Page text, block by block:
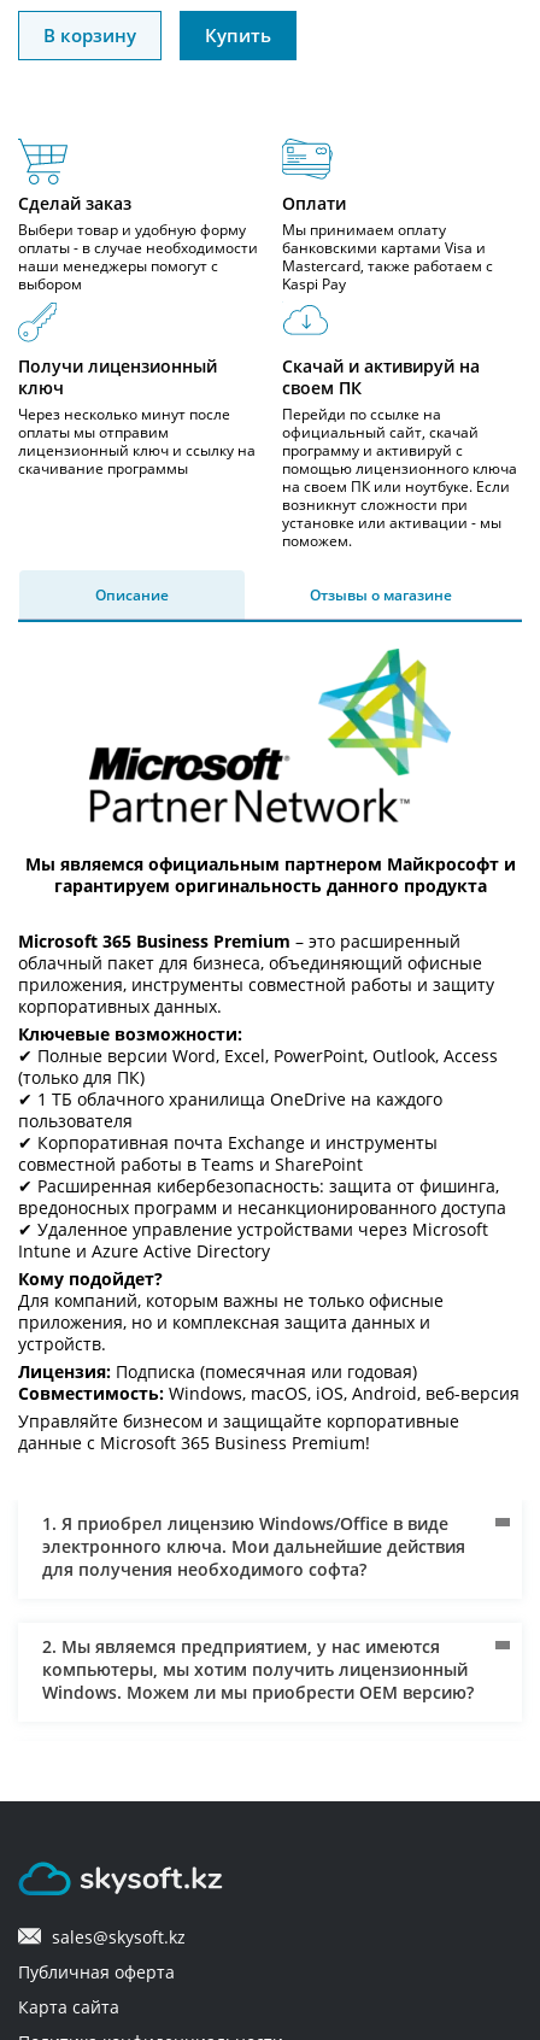
В корзину Купить
Сделай заказ
Выбери товар и удобную форму
оплаты - в случае необходимости
наши менеджеры помогут с
выбором
Оплати
Мы принимаем оплату
банковскими картами Visa и
Mastercard, также работаем с
Kaspi Pay
Получи лицензионный
ключ
Через несколько минут после
оплаты мы отправим
лицензионный ключ и ссылку на
скачивание программы
Скачай и активируй на
своем ПК
Перейди по ссылке на
официальный сайт, скачай
программу и активируй с
помощью лицензионного ключа
на своем ПК или ноутбуке. Если
возникнут сложности при
установке или активации - мы
поможем.
Описание Отзывы о магазине
Мы являемся официальным партнером Майкрософт и
гарантируем оригинальность данного продукта
Microsoft 365 Business Premium – это расширенный
облачный пакет для бизнеса, объединяющий офисные
приложения, инструменты совместной работы и защиту
корпоративных данных.
Ключевые возможности:
✔ Полные версии Word, Excel, PowerPoint, Outlook, Access
(только для ПК)
✔ 1 ТБ облачного хранилища OneDrive на каждого
пользователя
✔ Корпоративная почта Exchange и инструменты
совместной работы в Teams и SharePoint
✔ Расширенная кибербезопасность: защита от фишинга,
вредоносных программ и несанкционированного доступа
✔ Удаленное управление устройствами через Microsoft
Intune и Azure Active Directory
Кому подойдет?
Для компаний, которым важны не только офисные
приложения, но и комплексная защита данных и
устройств.
Лицензия: Подписка (помесячная или годовая)
Совместимость: Windows, macOS, iOS, Android, веб-версия
Управляйте бизнесом и защищайте корпоративные
данные с Microsoft 365 Business Premium!
1. Я приобрел лицензию Windows/Office в виде
электронного ключа. Мои дальнейшие действия
для получения необходимого софта?
2. Мы являемся предприятием, у нас имеются
компьютеры, мы хотим получить лицензионный
Windows. Можем ли мы приобрести ОЕM версию?
Могут ли мне оправить документы и по
безналичному расчету? Могу ли я использовать для
юридическое лицо?
5. Через сколько будет доставлен заказ?
sales@skysoft.kz
Публичная оферта
Карта сайта